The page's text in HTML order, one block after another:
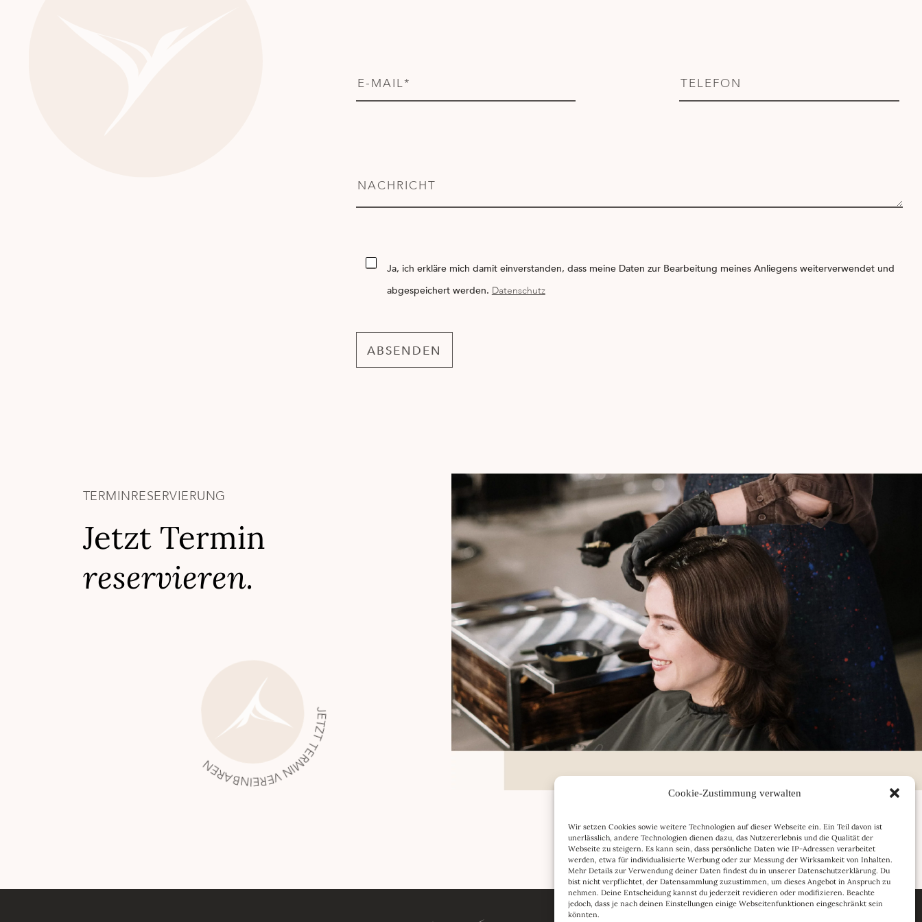
Cookie-Zustimmung verwalten
Wir setzen Cookies sowie weitere Technologien auf dieser Webseite ein. Ein Teil davon ist
unerlässlich, andere Technologien dienen dazu, das Nutzererlebnis und die Qualität der
Webseite zu steigern. Es kann sein, dass persönliche Daten wie IP-Adressen verarbeitet
werden, etwa für individualisierte Werbung oder zur Messung der Wirksamkeit von Inhalten.
Mehr Details zur Verwendung deiner Daten findest du in unserer Datenschutzerklärung. Du
bist nicht verpflichtet, der Datensammlung zuzustimmen, um dieses Angebot in Anspruch zu
nehmen. Deine Entscheidung kannst du jederzeit revidieren oder modifizieren. Beachte
jedoch, dass je nach deinen Einstellungen einige Webseitenfunktionen eingeschränkt sein
könnten.
Ja, ich erkläre mich damit einverstanden, dass meine Daten zur Bearbeitung meines Anliegens weiterverwendet und
abgespeichert werden. Datenschutz
TERMINRESERVIERUNG
Jetzt Termin
reservieren.
JETZT TERMIN VEREINBAREN